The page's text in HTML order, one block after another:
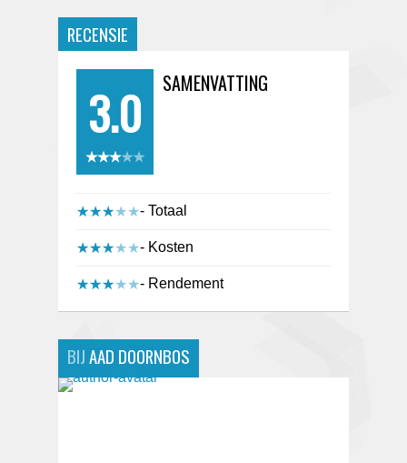
RECENSIE
3.0
★★★★★
★★★★★
SAMENVATTING
★★★★★
★★★★★- Totaal
★★★★★
★★★★★- Kosten
★★★★★
★★★★★- Rendement
BIJAAD DOORNBOS